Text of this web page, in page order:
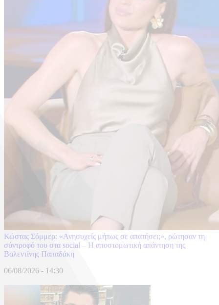
Κώστας Σόμμερ: «Ανησυχείς μήπως σε απατήσει;», ρώτησαν τη
σύντροφό του στα social – Η αποστομωτική απάντηση της
Βαλεντίνης Παπαδάκη
06/08/2026 - 14:30